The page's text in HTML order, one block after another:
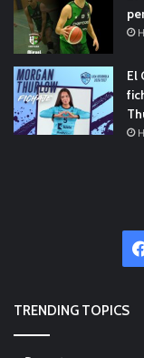
El
TRENDING TOPICS